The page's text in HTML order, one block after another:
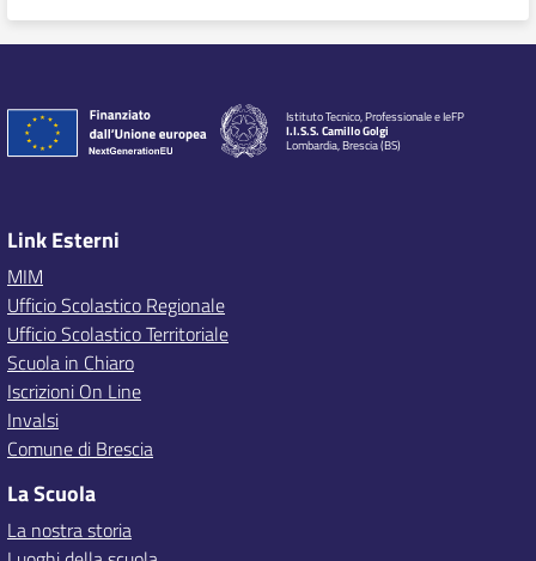
Istituto Tecnico, Professionale e IeFP
I.I.S.S. Camillo Golgi
Lombardia, Brescia (BS)
Link Esterni
MIM
Ufficio Scolastico Regionale
Ufficio Scolastico Territoriale
Scuola in Chiaro
Iscrizioni On Line
Invalsi
Comune di Brescia
La Scuola
La nostra storia